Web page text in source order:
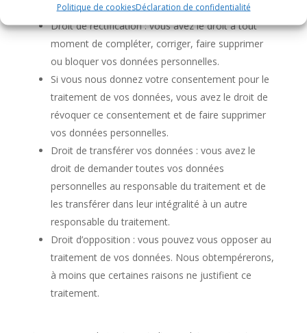
Politique de cookiesDéclaration de confidentialité
données personnelles que nous connaissons.
Droit de rectification : vous avez le droit à tout
moment de compléter, corriger, faire supprimer
ou bloquer vos données personnelles.
Si vous nous donnez votre consentement pour le
traitement de vos données, vous avez le droit de
révoquer ce consentement et de faire supprimer
vos données personnelles.
Droit de transférer vos données : vous avez le
droit de demander toutes vos données
personnelles au responsable du traitement et de
les transférer dans leur intégralité à un autre
responsable du traitement.
Droit d’opposition : vous pouvez vous opposer au
traitement de vos données. Nous obtempérerons,
à moins que certaines raisons ne justifient ce
traitement.